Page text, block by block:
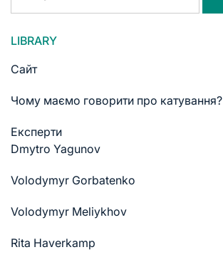
LIBRARY
Сайт
Чому маємо говорити про катування?
Експерти
Dmytro Yagunov
Volodymyr Gorbatenko
Volodymyr Meliykhov
Rita Haverkamp